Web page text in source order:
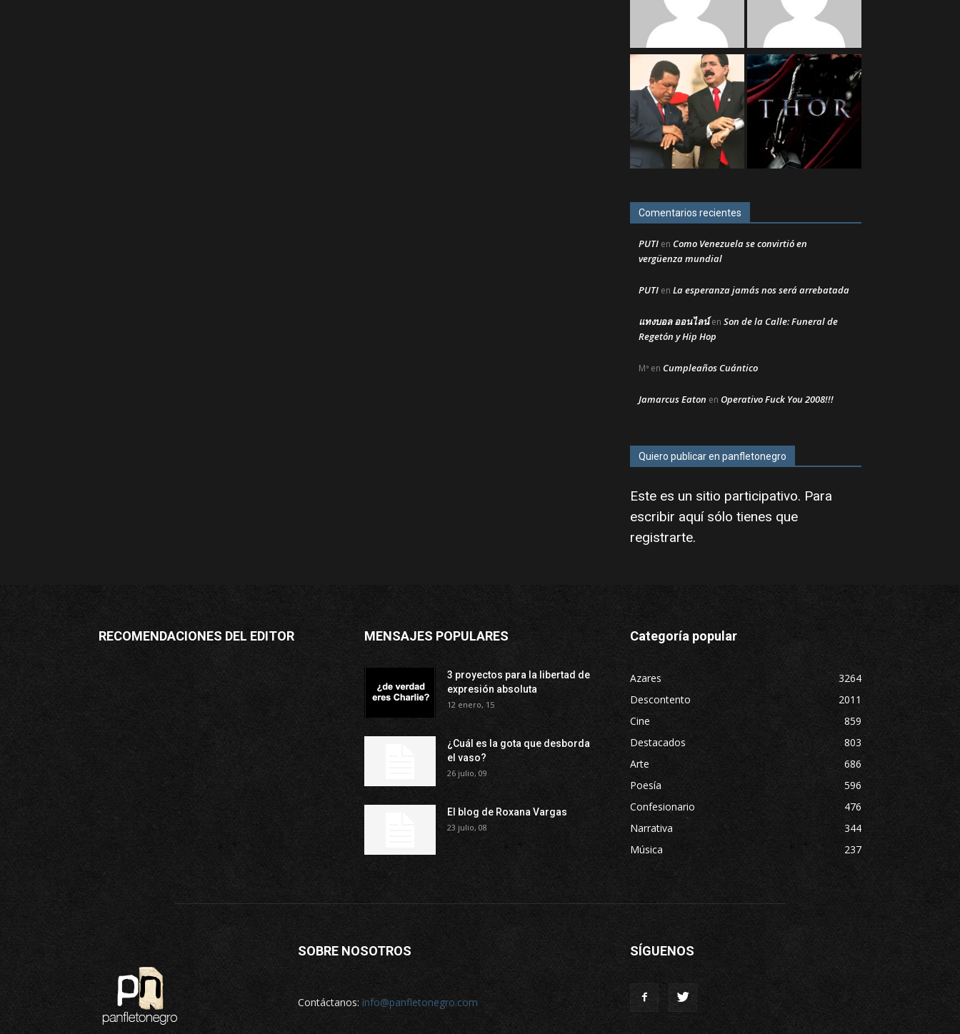
Comentarios recientes
PUTI en Como Venezuela se convirtió en
vergüenza mundial
PUTI en La esperanza jamás nos será arrebatada
แทงบอล ออนไลน์en Son de la Calle: Funeral de
Regetón y Hip Hop
Mª en Cumpleaños Cuántico
Jamarcus Eaton en Operativo Fuck You 2008!!!
Quiero publicar en panfletonegro
Este es un sitio participativo. Para
escribir aquí sólo tienes que
registrarte.
RECOMENDACIONES DEL EDITOR MENSAJES POPULARES
3 proyectos para la libertad de
expresión absoluta
12 enero, 15
¿Cuál es la gota que desborda
el vaso?
26 julio, 09
El blog de Roxana Vargas
23 julio, 08
Categoría popular
Azares
3264
Descontento
2011
Cine
859
Destacados
803
Arte
686
Poesía
596
Confesionario
476
Narrativa
344
Música
237
SOBRE NOSOTROS
Contáctanos: info@panfletonegro.com
SÍGUENOS